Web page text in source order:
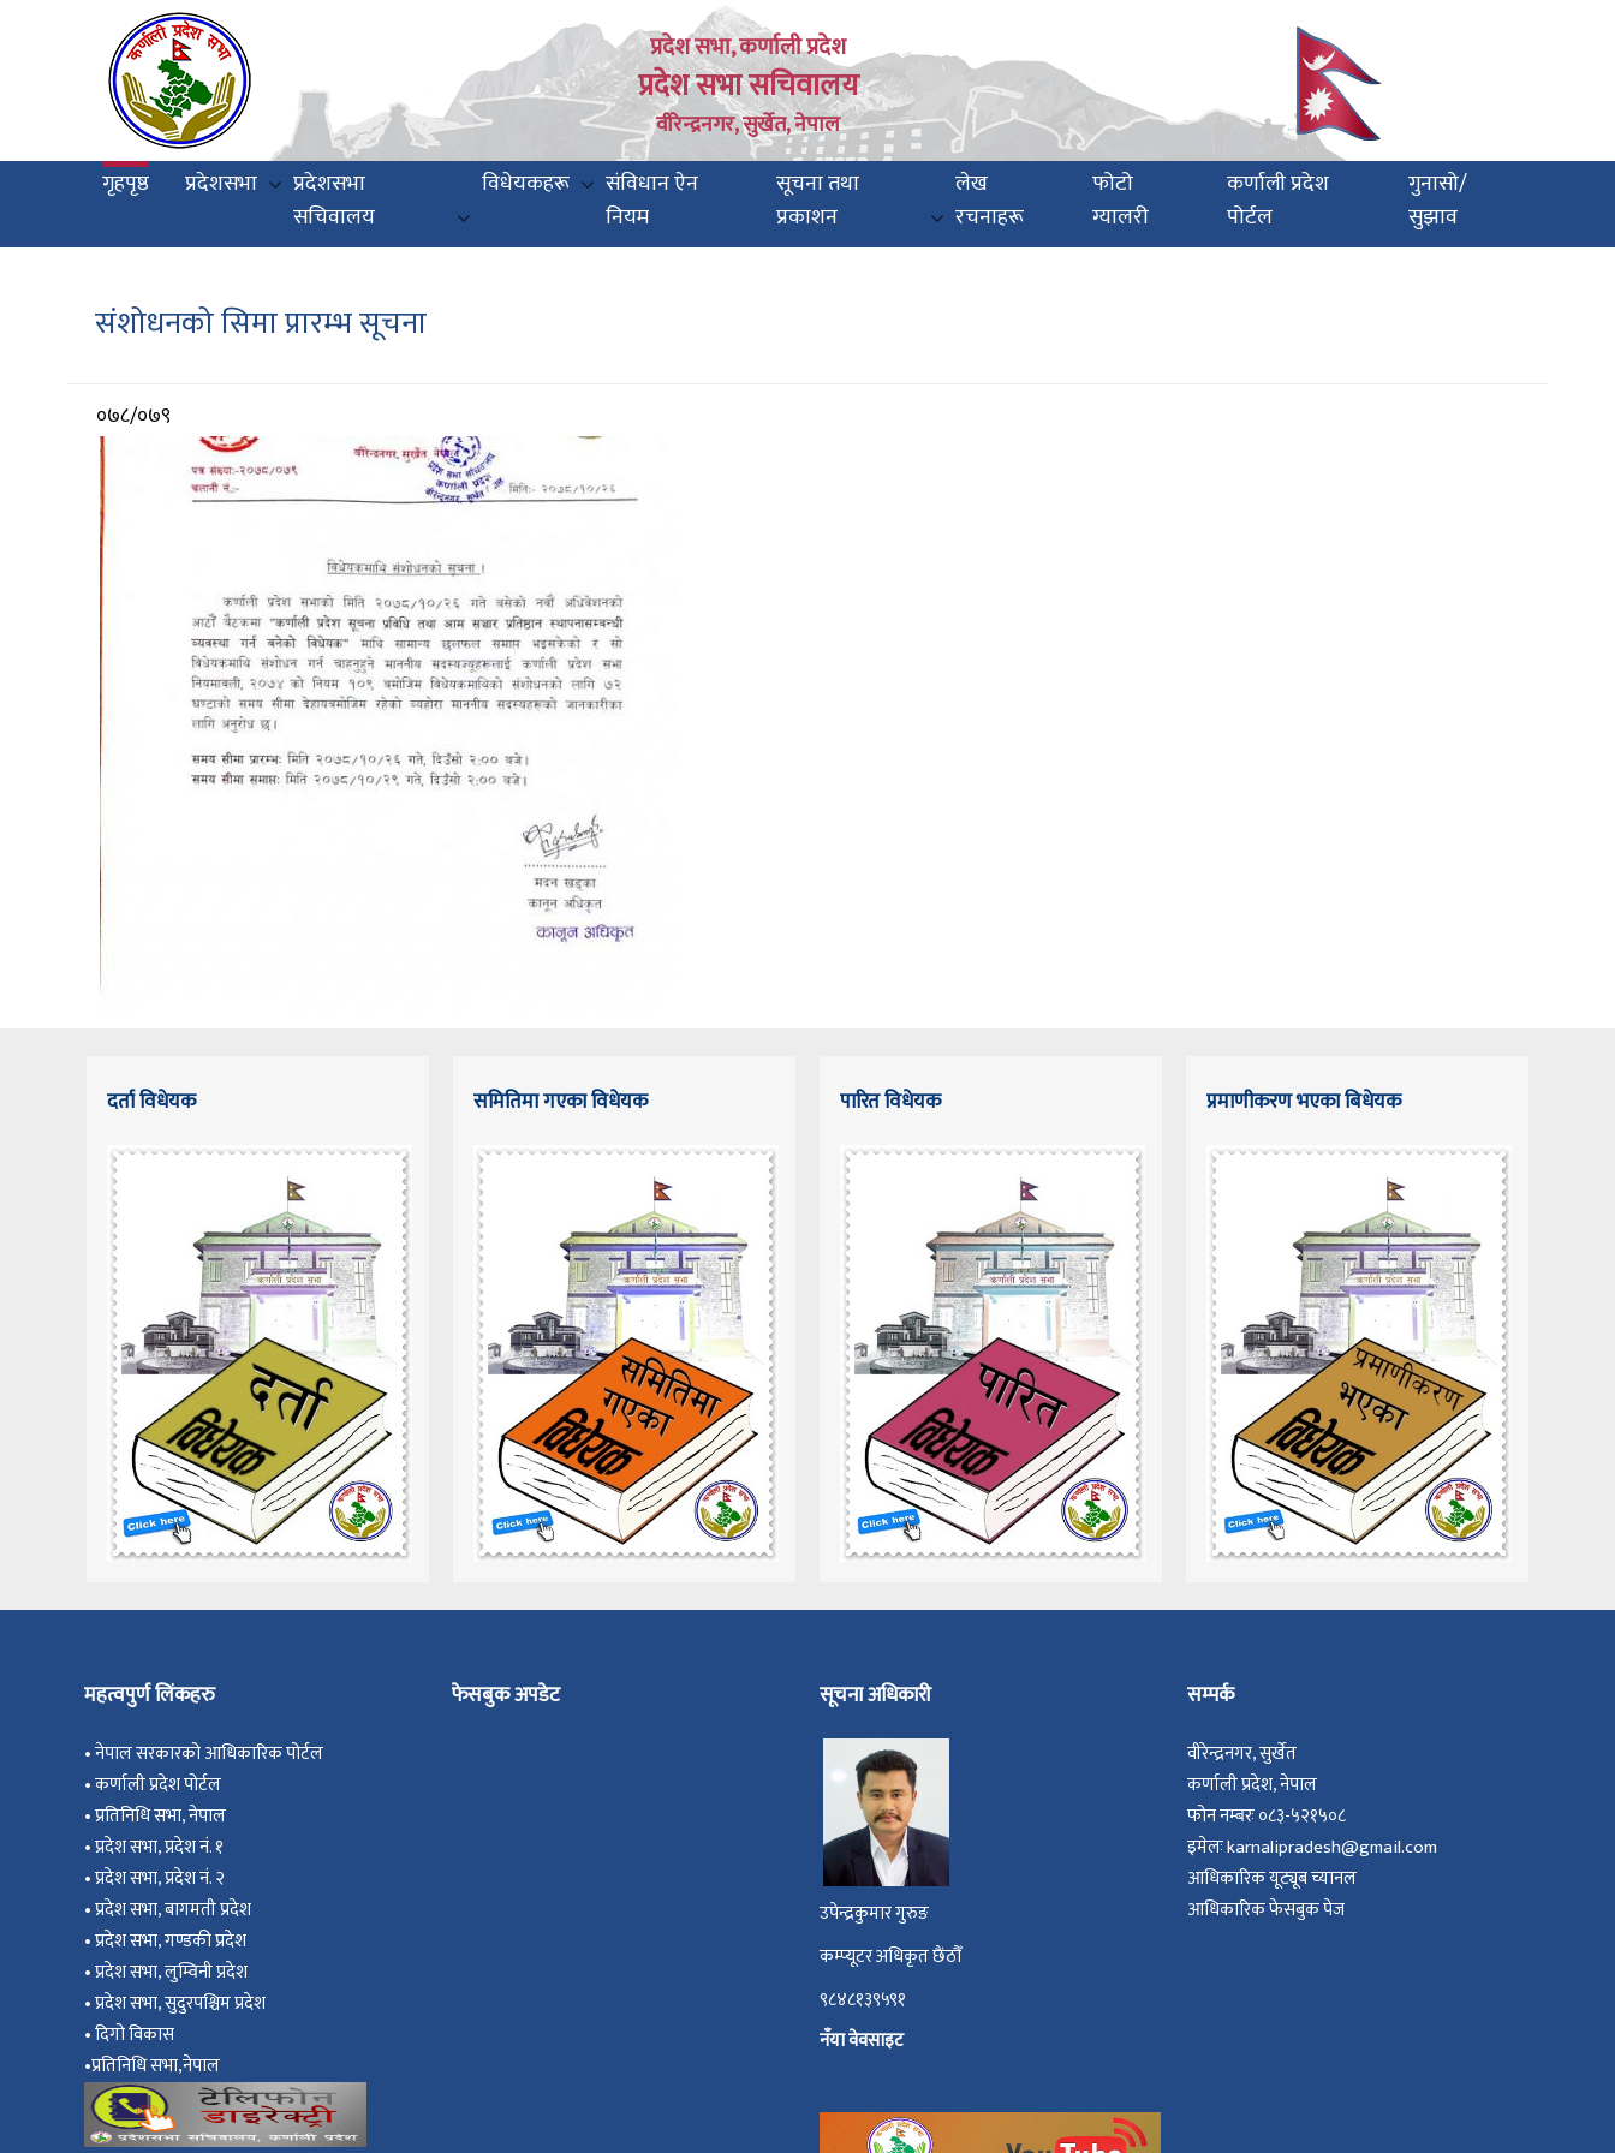
प्रदेश सभा, कर्णाली प्रदेश
प्रदेश सभा सचिवालय
वीरेन्द्रनगर, सुर्खेत, नेपाल
Main
navigation
गृहपृष्ठ प्रदेशसभा
प्रदेशसभा
सचिवालय
विधेयकहरू
संविधान ऐन
नियम
सूचना तथा
प्रकाशन
लेख
रचनाहरू
फोटो
ग्यालरी
कर्णाली प्रदेश
पोर्टल
गुनासो/
सुझाव
संशोधनको सिमा प्रारम्भ सूचना
आर्थिक
वर्ष
०७८/०७९
दर्ता विधेयक समितिमा गएका विधेयक पारित विधेयक प्रमाणीकरण भएका बिधेयक
महत्वपुर्ण लिंकहरु
•नेपाल सरकारको आधिकारिक पोर्टल
•कर्णाली प्रदेश पोर्टल
•प्रतिनिधि सभा, नेपाल
•प्रदेश सभा, प्रदेश नं. १
•प्रदेश सभा, प्रदेश नं. २
•प्रदेश सभा, बागमती प्रदेश
•प्रदेश सभा, गण्डकी प्रदेश
•प्रदेश सभा, लुम्विनी प्रदेश
•प्रदेश सभा, सुदुरपश्चिम प्रदेश
•दिगो विकास
•प्रतिनिधि सभा,नेपाल
फेसबुक अपडेट सूचना अधिकारी
उपेन्द्रकुमार गुरुङ
कम्प्यूटर अधिकृत छैंठौँ
९८४८१३९५९१
नँया वेवसाइट
सम्पर्क
वीरेन्द्रनगर, सुर्खेत
कर्णाली प्रदेश, नेपाल
फोन नम्बरः ०८३-५२१५०८
इमेलः karnalipradesh@gmail.com
आधिकारिक यूट्यूब च्यानल
आधिकारिक फेसबुक पेज